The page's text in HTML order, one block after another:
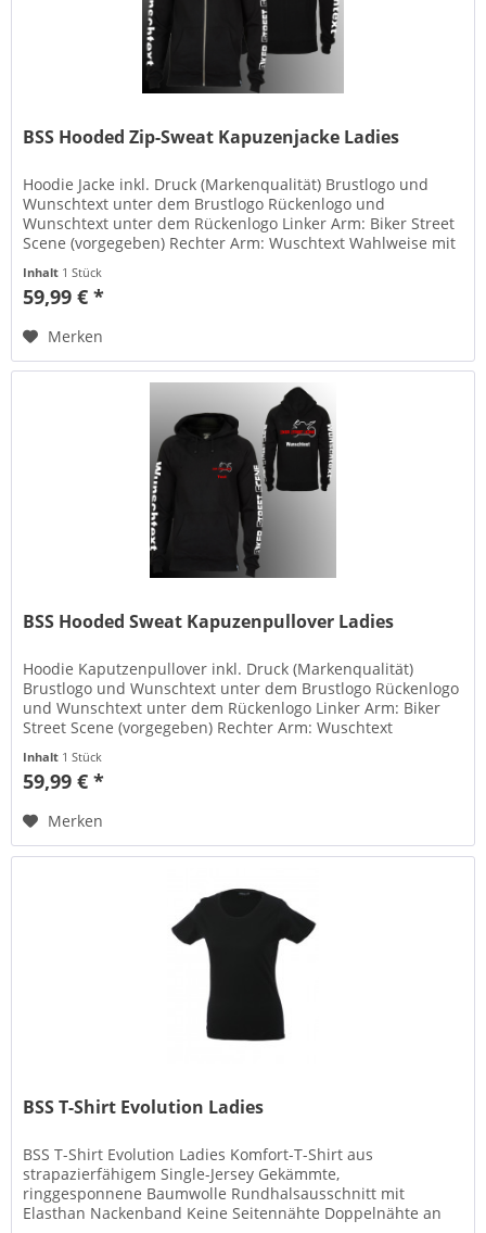
BSS Hooded Zip-Sweat Kapuzenjacke Ladies
Hoodie Jacke inkl. Druck (Markenqualität) Brustlogo und
Wunschtext unter dem Brustlogo Rückenlogo und
Wunschtext unter dem Rückenlogo Linker Arm: Biker Street
Scene (vorgegeben) Rechter Arm: Wuschtext Wahlweise mit
Inhalt 1 Stück
59,99 € *
Merken
BSS Hooded Sweat Kapuzenpullover Ladies
Hoodie Kaputzenpullover inkl. Druck (Markenqualität)
Brustlogo und Wunschtext unter dem Brustlogo Rückenlogo
und Wunschtext unter dem Rückenlogo Linker Arm: Biker
Street Scene (vorgegeben) Rechter Arm: Wuschtext
Inhalt 1 Stück
59,99 € *
Merken
BSS T-Shirt Evolution Ladies
BSS T-Shirt Evolution Ladies Komfort-T-Shirt aus
strapazierfähigem Single-Jersey Gekämmte,
ringgesponnene Baumwolle Rundhalsausschnitt mit
Elasthan Nackenband Keine Seitennähte Doppelnähte an